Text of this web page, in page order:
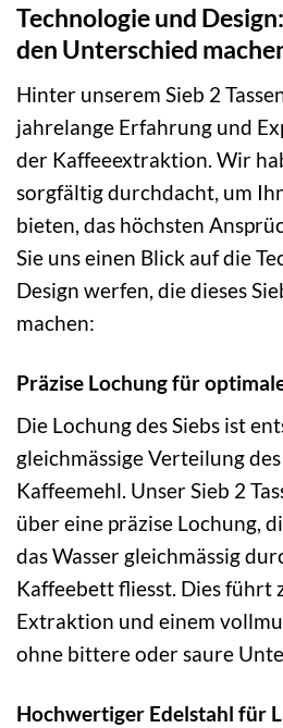
Technologie und
den Unterschied
Hinter unserem Sieb 2
jahrelange Erfahrung und
der Kaffeeextraktion. Wir
sorgfältig durchdacht, um
bieten, das höchsten
Sie uns einen Blick auf die
Design werfen, die dieses
machen:
Präzise Lochung für
Die Lochung des Siebs ist
gleichmässige Verteilung
Kaffeemehl. Unser Sieb 2
über eine präzise Lochung,
das Wasser gleichmässig
Kaffeebett fliesst. Dies führt
Extraktion und einem
ohne bittere oder saure
Hochwertiger Edelstahl für